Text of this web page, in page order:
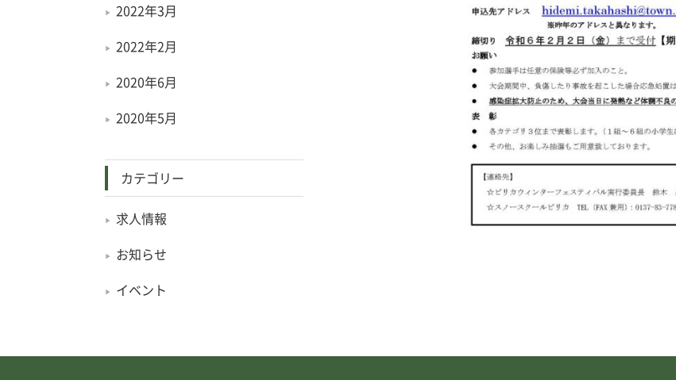
2022年3月
2022年2月
2020年6月
2020年5月
カテゴリー
求人情報
お知らせ
イベント